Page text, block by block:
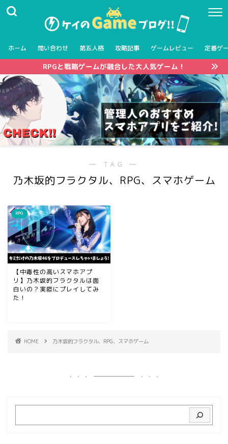
ホーム 問い合わせ 第五人格 攻略記事 ゲームレビュー 定番ゲ
RPGと戦略ゲームが融合した大人気ゲーム！
― TAG ―
乃木坂的フラクタル、RPG、スマホゲーム
RPG
【中毒性の高いスマホアプ
リ】乃木坂的フラクタルは面
白いの？実際にプレイしてみ
た！
HOME 乃木坂的フラクタル、RPG、スマホゲーム